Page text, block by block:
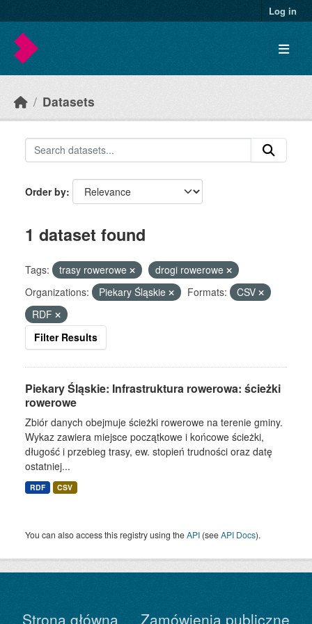
Log in
Datasets
Order by
1 dataset found
Tags: trasy rowerowe
drogi rowerowe
Organizations:
Piekary Śląskie Formats:
CSV
RDF
Filter Results
Piekary Śląskie: Infrastruktura rowerowa: ścieżki
rowerowe
Zbiór danych obejmuje ścieżki rowerowe na terenie gminy.
Wykaz zawiera miejsce początkowe i końcowe ścieżki,
długość i przebieg trasy, ew. stopień trudności oraz datę
ostatniej...
RDF CSV
You can also access this registry using theAPI (seeAPI Docs).
Strona główna Zamówienia publiczne